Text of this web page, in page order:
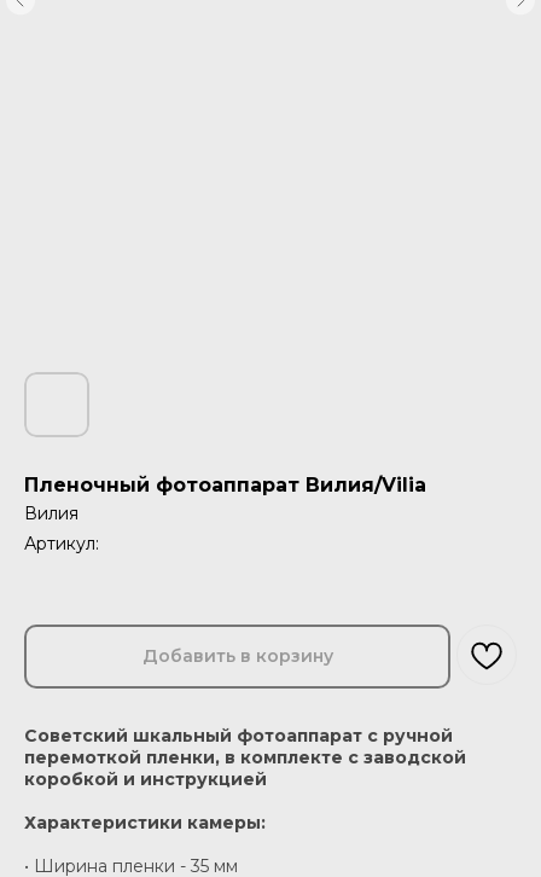
Пленочный фотоаппарат Вилия/Vilia
Вилия
Артикул:
Добавить в корзину
Советский шкальный фотоаппарат с ручной
перемоткой пленки, в комплекте с заводской
коробкой и инструкцией
Характеристики камеры:
• Ширина пленки - 35 мм